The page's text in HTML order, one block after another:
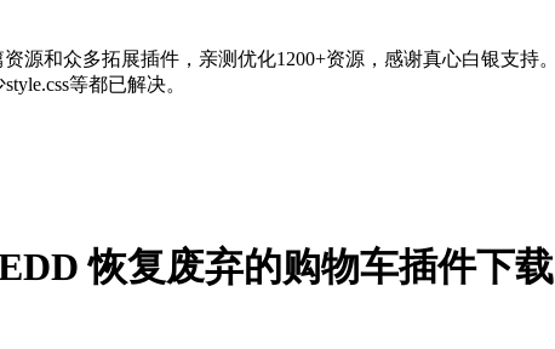
源和众多拓展插件，亲测优化1200+资源，感谢真心白银支持。
等都已解决。
恢复废弃的购物车插件下载